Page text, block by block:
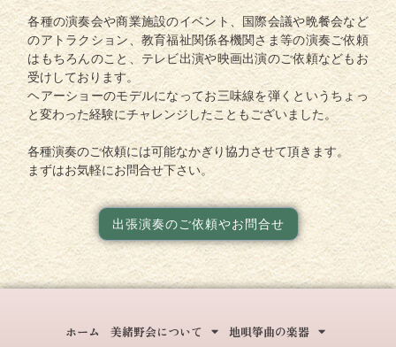
各種の演奏会や商業施設のイベント、国際会議や晩餐会など
のアトラクション、教育福祉関係各機関さま等の演奏ご依頼
はもちろんのこと、テレビ出演や映画出演のご依頼などもお
受けしております。
ヘアーショーのモデルになってお三味線を弾くというちょっ
と変わった経験にチャレンジしたこともございました。
各種演奏のご依頼には可能なかぎり協力させて頂きます。
まずはお気軽にお問合せ下さい。
出張演奏のご依頼やお問合せ
ホーム 美緒野会について 地唄箏曲の楽器